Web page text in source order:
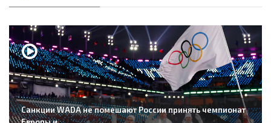
Санкции WADA не помешают России принять чемпионат